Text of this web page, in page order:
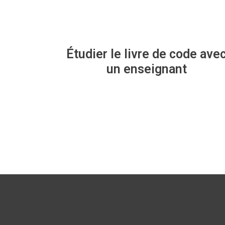
Étudier le livre de code
un enseignant